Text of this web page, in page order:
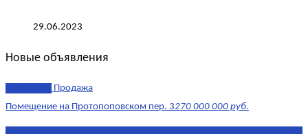
29.06.2023
Новые объявления
Продажа
Помещение на Протопоповском пер. 3270 000 000 руб.